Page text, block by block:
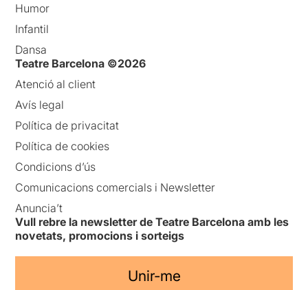
Humor
Infantil
Dansa
Teatre Barcelona ©2026
Atenció al client
Avís legal
Política de privacitat
Política de cookies
Condicions d’ús
Comunicacions comercials i Newsletter
Anuncia’t
Vull rebre la newsletter de Teatre Barcelona amb les
novetats, promocions i sorteigs
Unir-me